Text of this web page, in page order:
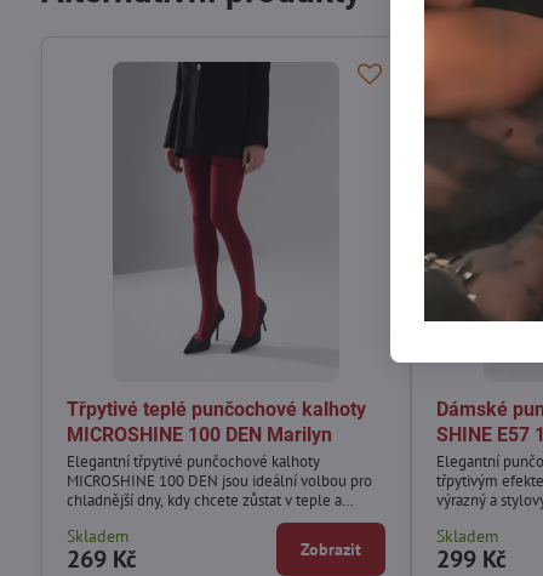
Třpytivé teplé punčochové kalhoty
MICROSHINE 100 DEN Marilyn
Elegantní třpytivé punčochové kalhoty
MICROSHINE 100 DEN jsou ideální volbou pro
chladnější dny, kdy chcete zůstat v teple a
zároveň zaujmout stylovým vzhledem.
Skladem
269 Kč Zobrazit
Dámské
SHINE E57
Elegantní
třpytivým
výrazný a
Skladem
299 Kč